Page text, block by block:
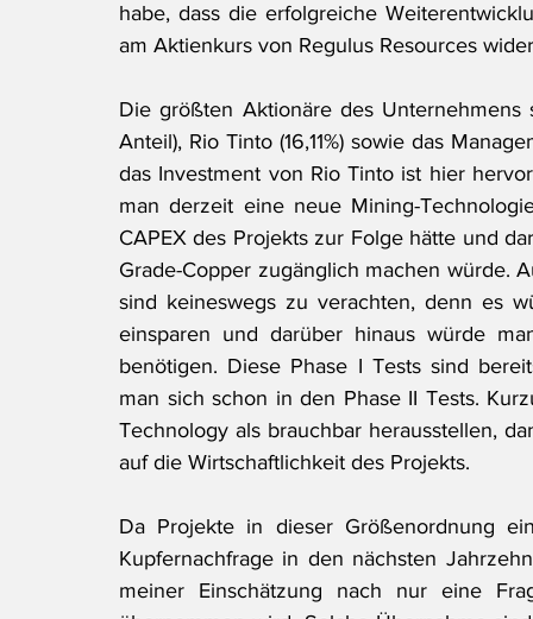
habe, dass die erfolgreiche
am Aktienkurs von Regulus Resources
Die größten Aktionäre des Unternehmens
Anteil), Rio Tinto (16,11%) sowie das
das Investment von Rio Tinto ist hier
man derzeit eine neue Mining-
CAPEX des Projekts zur Folge hätte und
Grade-Copper zugänglich machen würde.
sind keineswegs zu verachten, denn es
einsparen und darüber hinaus würde
benötigen. Diese Phase I Tests sind
man sich schon in den Phase II Tests.
Technology als brauchbar herausstellen,
auf die Wirtschaftlichkeit des Projekts.
Da Projekte in dieser Größenordnung
Kupfernachfrage in den nächsten
meiner Einschätzung nach nur eine